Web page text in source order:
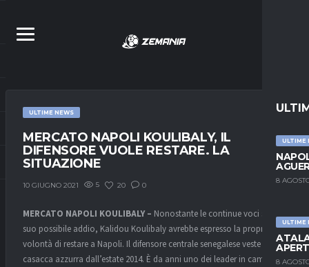
ULTIME
8
ULTIME
8
ULTIME NEWS
MERCATO NAPOLI KOULIBALY, IL
DIFENSORE VUOLE RESTARE. LA
SITUAZIONE
10 GIUGNO 2021 5 20 0
MERCATO NAPOLI KOULIBALY – Nonostante le continue voci su un
suo possibile addio, Kalidou Koulibaly avrebbe espresso la propria
volontà di restare a Napoli. Il difensore centrale senegalese veste la
casacca azzurra dall’estate 2014. È da anni uno dei leader in campo e